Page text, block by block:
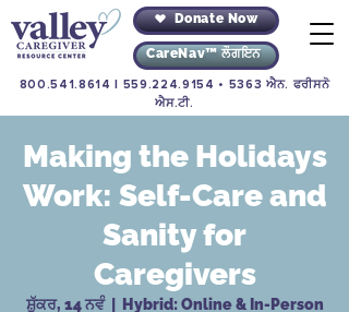
Donate Now
CareNav™ ਲੌਗਇਨ
800.541.8614 559.224.9154 • 5363 ਐਨ. ਫਰੀਸਨੋ
ਐਸ.ਟੀ.
Making the Holidays
Work: Self-Care and
Sanity for
Caregivers
ਸ਼ੁੱਕਰ, 14 ਨਵੰ
  |
Hybrid: Online & In-Person